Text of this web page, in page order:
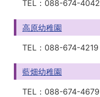
TEL： 088-674-4042
高原幼稚園
TEL： 088-674-4219
藍畑幼稚園
TEL： 088-674-4679